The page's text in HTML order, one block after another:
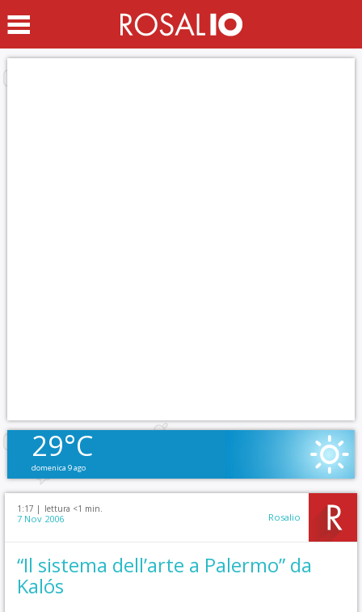
29°C
domenica 9 ago
1:17 | lettura <1 min.
7 Nov 2006 Rosalio
“Il sistema dell’arte a Palermo” da
Kalós